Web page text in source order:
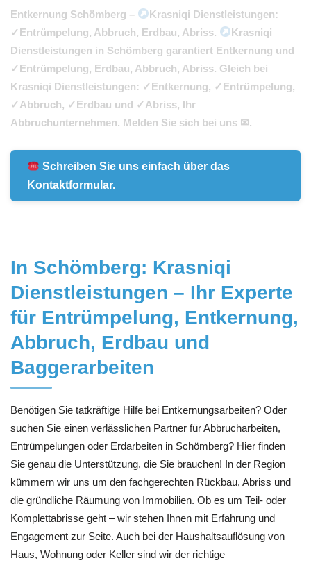
Entkernung Schömberg –
Krasniqi Dienstleistungen:
✓Entrümpelung, Abbruch, Erdbau, Abriss.
Krasniqi
Dienstleistungen in Schömberg garantiert Entkernung und
✓Entrümpelung, Erdbau, Abbruch, Abriss. Gleich bei
Krasniqi Dienstleistungen: ✓Entkernung, ✓Entrümpelung,
✓Abbruch, ✓Erdbau und ✓Abriss, Ihr
Abbruchunternehmen. Melden Sie sich bei uns ✉.
Schreiben Sie uns einfach über das
Kontaktformular.
In Schömberg: Krasniqi
Dienstleistungen – Ihr Experte
für Entrümpelung, Entkernung,
Abbruch, Erdbau und
Baggerarbeiten
Benötigen Sie tatkräftige Hilfe bei Entkernungsarbeiten? Oder
suchen Sie einen verlässlichen Partner für Abbrucharbeiten,
Entrümpelungen oder Erdarbeiten in Schömberg? Hier finden
Sie genau die Unterstützung, die Sie brauchen! In der Region
kümmern wir uns um den fachgerechten Rückbau, Abriss und
die gründliche Räumung von Immobilien. Ob es um Teil- oder
Komplettabrisse geht – wir stehen Ihnen mit Erfahrung und
Engagement zur Seite. Auch bei der Haushaltsauflösung von
Haus, Wohnung oder Keller sind wir der richtige